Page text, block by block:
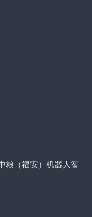
粮（福安）机器人智